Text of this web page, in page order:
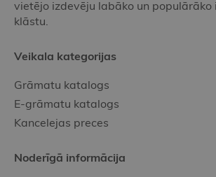
vietējo izdevēju labāko un populārāko
klāstu.
Veikala kategorijas
Grāmatu katalogs
E-grāmatu katalogs
Kancelejas preces
Noderīgā informācija